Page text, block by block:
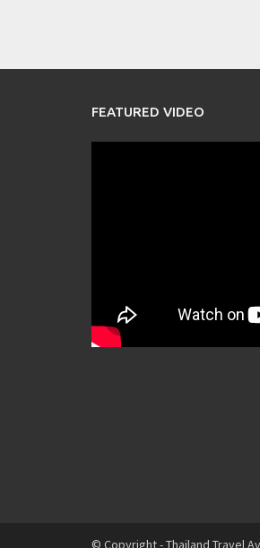
FEATURED VIDEO
© Copyright - Thailand Travel